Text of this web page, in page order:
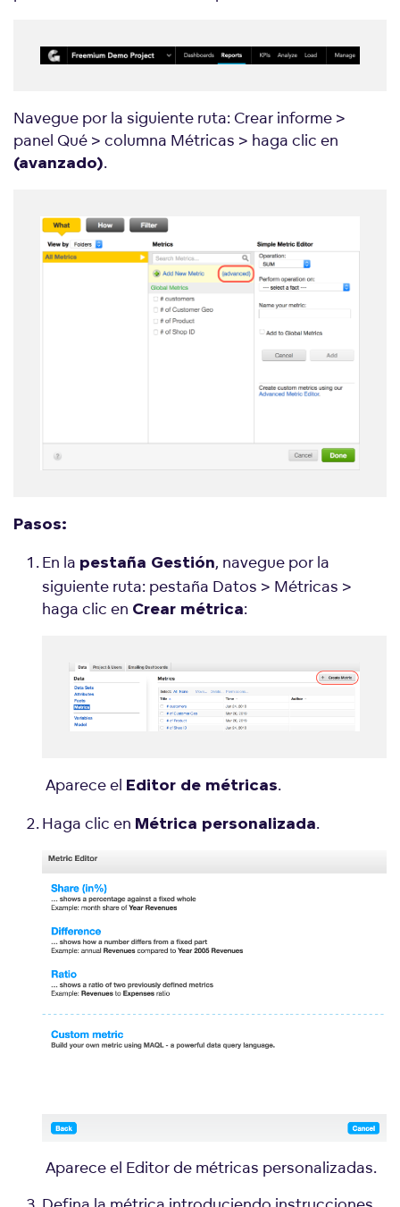
Navegue por la siguiente ruta: Crear informe >
panel Qué > columna Métricas > haga clic en
(avanzado).
Pasos:
En la pestaña Gestión, navegue por la
siguiente ruta: pestaña Datos > Métricas >
haga clic en Crear métrica:
Aparece el Editor de métricas.
Haga clic en Métrica personalizada.
Aparece el Editor de métricas personalizadas.